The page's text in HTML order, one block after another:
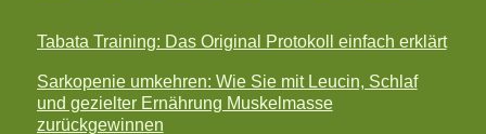
Tabata Training: Das Original Protokoll einfach erklärt
Sarkopenie umkehren: Wie Sie mit Leucin, Schlaf
und gezielter Ernährung Muskelmasse
zurückgewinnen